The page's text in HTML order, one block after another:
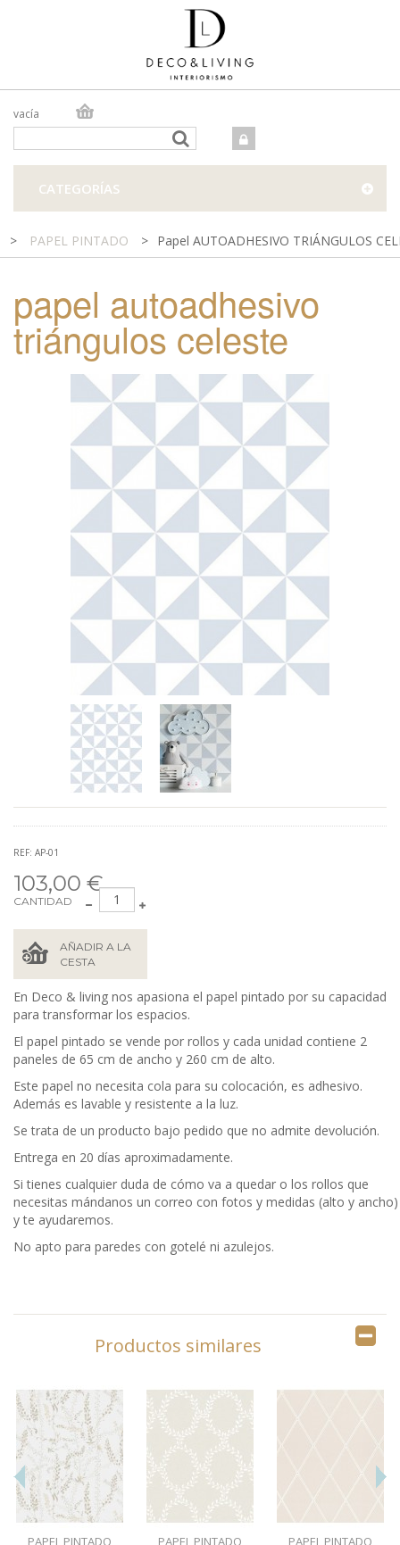
vacía
TIENDA FÍSICA
CATEGORÍAS
> PAPEL PINTADO > Papel AUTOADHESIVO TRIÁNGULOS
papel autoadhesivo
triángulos celeste
REF: AP-01
103,00 €
CANTIDAD
AÑADIR A LA
CESTA
En Deco & living nos apasiona el papel pintado por su capacidad
para transformar los espacios.
El papel pintado se vende por rollos y cada unidad contiene 2
paneles de 65 cm de ancho y 260 cm de alto.
Este papel no necesita cola para su colocación, es adhesivo.
Además es lavable y resistente a la luz.
Se trata de un producto bajo pedido que no admite devolución.
Entrega en 20 días aproximadamente.
Si tienes cualquier duda de cómo va a quedar o los rollos que
necesitas mándanos un correo con fotos y medidas (alto y ancho)
y te ayudaremos.
No apto para paredes con gotelé ni azulejos.
Productos similares
PAPEL PINTADO
PAPEL PINTADO
PAPEL PINTADO